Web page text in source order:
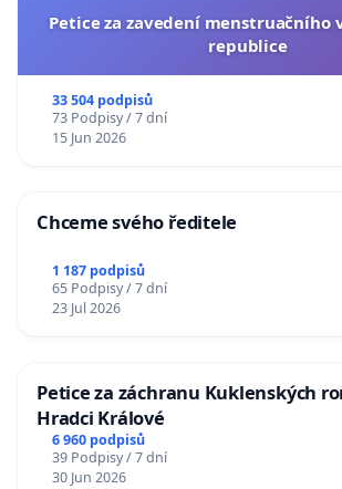
Petice za zavedení menstruačního
republice
33 504 podpisů
73 Podpisy / 7 dní
15 Jun 2026
Chceme svého ředitele
1 187 podpisů
65 Podpisy / 7 dní
23 Jul 2026
Petice za záchranu Kuklenských
Hradci Králové
6 960 podpisů
39 Podpisy / 7 dní
30 Jun 2026